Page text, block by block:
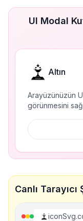
UI Modal
Altın
Arayüzünüzün
görünmesini
Canlı